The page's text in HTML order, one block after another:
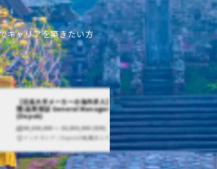
キャリアを築きたい方
【日系大手メーカーの海外求人】品質管
理/品質保証 General Manager
(Depok)
40,000,000 〜 50,000,000 (IDR)
インドネシア / Depokの転職求人です。